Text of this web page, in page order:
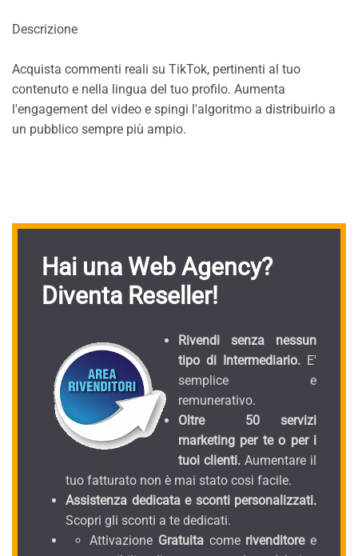
Descrizione
Acquista commenti reali su TikTok, pertinenti al tuo
contenuto e nella lingua del tuo profilo. Aumenta
l'engagement del video e spingi l'algoritmo a distribuirlo a
un pubblico sempre più ampio.
Hai una Web Agency?
Diventa Reseller!
Rivendi senza nessun
tipo di Intermediario. E'
semplice e
remunerativo.
Oltre 50 servizi
marketing per te o per i
tuoi clienti. Aumentare il
tuo fatturato non è mai stato cosi facile.
Assistenza dedicata e sconti personalizzati.
Scopri gli sconti a te dedicati.
Attivazione Gratuitacomerivenditoree